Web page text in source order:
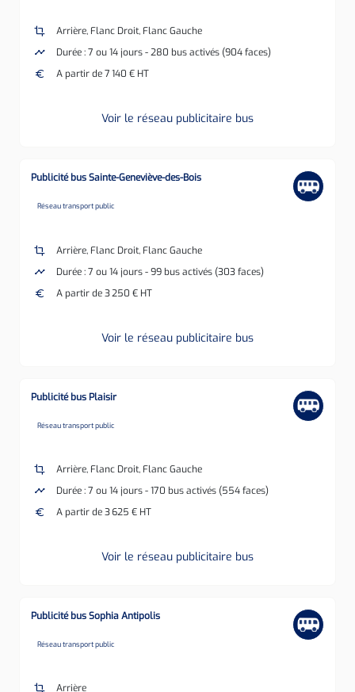
crop
Arrière, Flanc Droit, Flanc Gauche
timeline
Durée : 7 ou 14 jours - 280 bus activés (904 faces)
euro
A partir de 7 140 € HT
Voir le réseau publicitaire bus
Publicité bus Sainte-Geneviève-des-Bois
none
Réseau transport public
crop
Arrière, Flanc Droit, Flanc Gauche
timeline
Durée : 7 ou 14 jours - 99 bus activés (303 faces)
euro
A partir de 3 250 € HT
Voir le réseau publicitaire bus
Publicité bus Plaisir
none
Réseau transport public
crop
Arrière, Flanc Droit, Flanc Gauche
timeline
Durée : 7 ou 14 jours - 170 bus activés (554 faces)
euro
A partir de 3 625 € HT
Voir le réseau publicitaire bus
Publicité bus Sophia Antipolis
none
Réseau transport public
crop Arrière